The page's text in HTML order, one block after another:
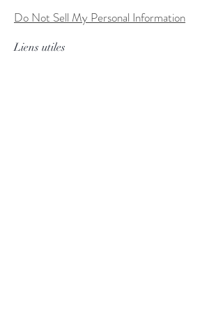
Do Not Sell My Personal Information
Liens utiles